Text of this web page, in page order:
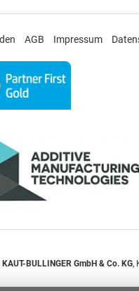
AGB Impressum
KAUT-BULLINGER GmbH & Co. KG,